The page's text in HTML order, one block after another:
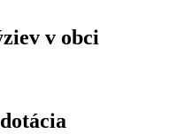
v obci